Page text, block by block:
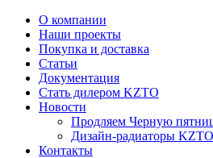
О компании
Наши проекты
Покупка и доставка
Статьи
Документация
Стать дилером KZTO
Новости
Продляем Черную
Дизайн-радиаторы
Контакты